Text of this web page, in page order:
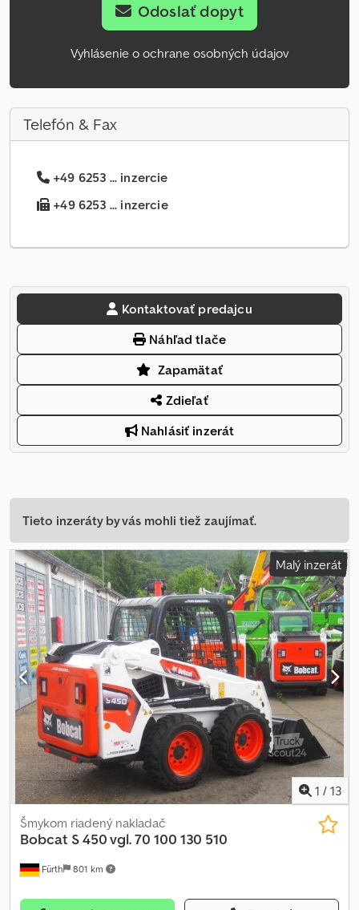
Odoslať dopyt
Vyhlásenie o ochrane osobných údajov
Telefón & Fax
+49 6253 ... inzercie
+49 6253 ... inzercie
Kontaktovať predajcu
Náhľad tlače
Zapamätať
Zdieľať
Nahlásiť inzerát
Tieto inzeráty by vás mohli tiež zaujímať.
Malý inzerát
1 / 13
Fürth 801 km
Šmykom riadený nakladač
Bobcat S 450 vgl. 70 100 130 510